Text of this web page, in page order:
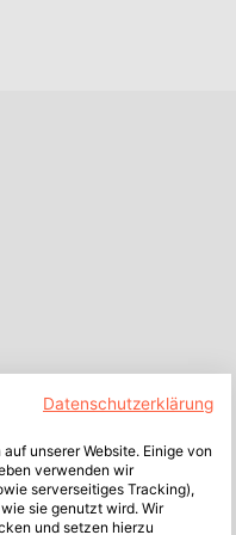
Datenschutzerklärung
unserer Website. Einige von
verwenden wir
serverseitiges Tracking),
sie genutzt wird. Wir
und setzen hierzu